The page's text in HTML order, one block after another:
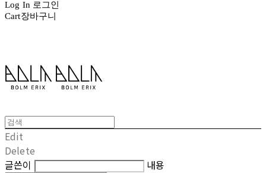
Log In 로그인
Cart장바구니
Edit
Delete
글쓴이
내용